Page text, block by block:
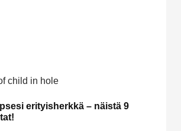
erityisherkkä – näistä 9